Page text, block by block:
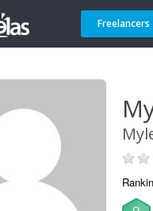
Freelancers